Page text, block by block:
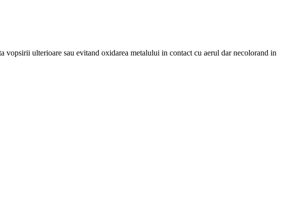
vopsirii ulterioare sau evitand oxidarea metalului in contact cu aerul dar necolorand in